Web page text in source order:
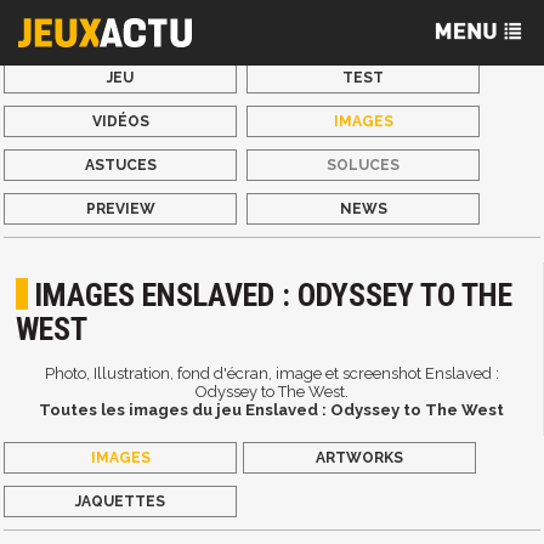
JEU TEST
VIDÉOS IMAGES
ASTUCES SOLUCES
PREVIEW NEWS
IMAGES ENSLAVED : ODYSSEY TO THE
WEST
Photo, Illustration, fond d'écran, image et screenshot Enslaved :
Odyssey to The West.
Toutes les images du jeu Enslaved : Odyssey to The West
IMAGES ARTWORKS
JAQUETTES